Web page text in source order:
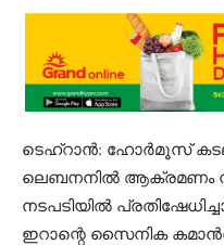
ടെഹ്‌റാന്‍: ഹോര്‍മൂസ്
ലെബനനില്‍ ആക്രമണം
നടപടിയില്‍
ഇറാന്റെ സൈനിക